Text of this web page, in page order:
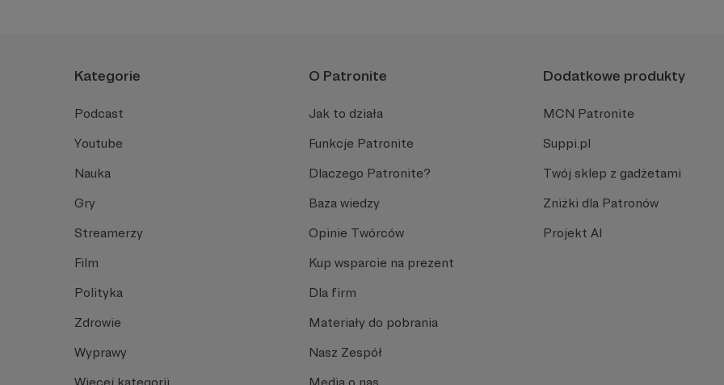
Kategorie
Podcast
Youtube
Nauka
Gry
Streamerzy
Film
Polityka
Zdrowie
Wyprawy
Więcej kategorii
O Patronite
Jak to działa
Funkcje Patronite
Dlaczego Patronite?
Baza wiedzy
Opinie Twórców
Kup wsparcie na prezent
Dla firm
Materiały do pobrania
Nasz Zespół
Media o nas
Dodatkowe produkty
MCN Patronite
Suppi.pl
Twój sklep z gadżetami
Zniżki dla Patronów
Projekt AI